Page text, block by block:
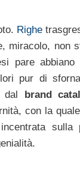
Righe
miracolo, non
pare
pur di
dal
brand
con la
sulla